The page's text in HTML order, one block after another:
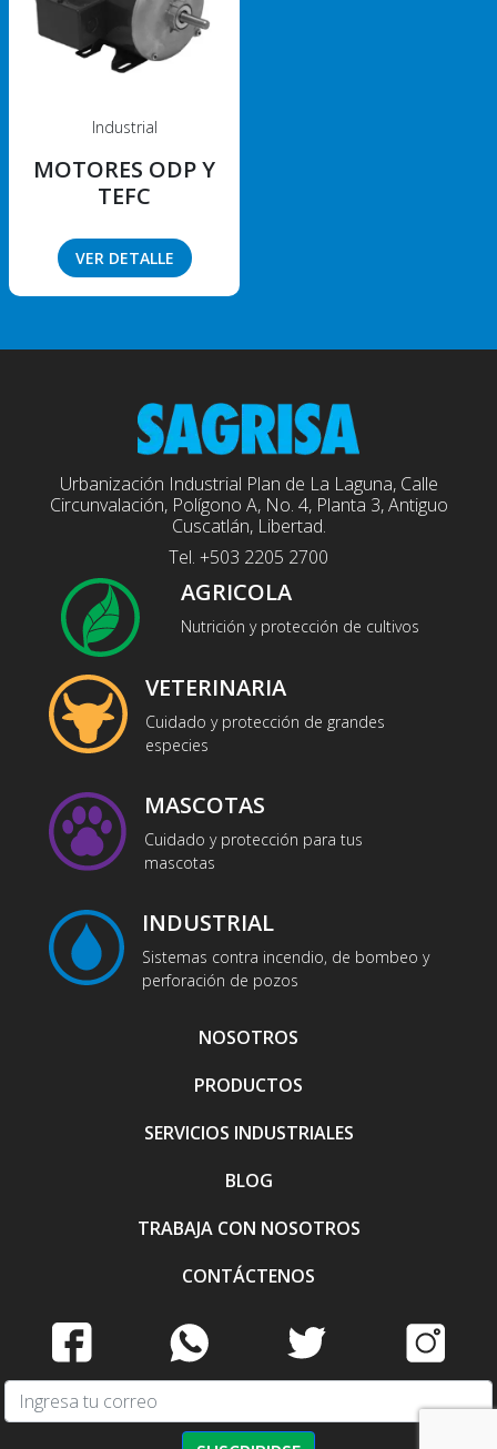
Industrial
MOTORES ODP Y
TEFC
VER DETALLE
Urbanización Industrial Plan de La Laguna, Calle
Circunvalación, Polígono A, No. 4, Planta 3, Antiguo
Cuscatlán, Libertad.
Tel. +503 2205 2700
AGRICOLA
Nutrición y protección de cultivos
VETERINARIA
Cuidado y protección de grandes
especies
MASCOTAS
Cuidado y protección para tus
mascotas
INDUSTRIAL
Sistemas contra incendio, de bombeo y
perforación de pozos
NOSOTROS
PRODUCTOS
SERVICIOS INDUSTRIALES
BLOG
TRABAJA CON NOSOTROS
CONTÁCTENOS